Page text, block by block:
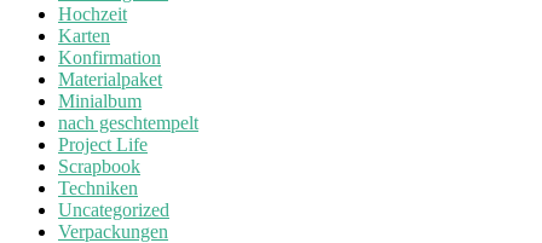
Hochzeit
Karten
Konfirmation
Materialpaket
Minialbum
nach geschtempelt
Project Life
Scrapbook
Techniken
Uncategorized
Verpackungen